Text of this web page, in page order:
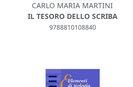
CARLO MARIA MARTINI
IL TESORO DELLO SCRIBA
9788810108840